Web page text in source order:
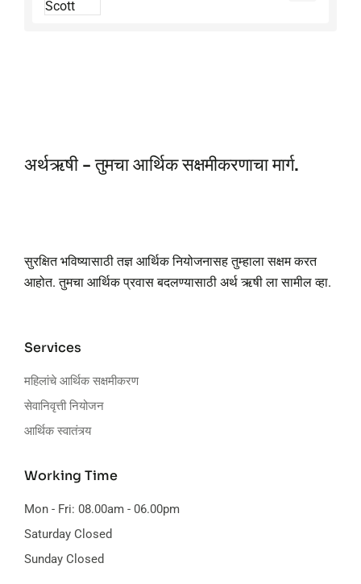
अर्थऋषी - तुमचा आर्थिक सक्षमीकरणाचा मार्ग.
सुरक्षित भविष्यासाठी तज्ञ आर्थिक नियोजनासह तुम्हाला सक्षम करत
आहोत. तुमचा आर्थिक प्रवास बदलण्यासाठी अर्थ ऋषी ला सामील व्हा.
Services
महिलांचे आर्थिक सक्षमीकरण
सेवानिवृत्ती नियोजन
आर्थिक स्वातंत्र्य
Working Time
Mon - Fri: 08.00am - 06.00pm
Saturday Closed
Sunday Closed